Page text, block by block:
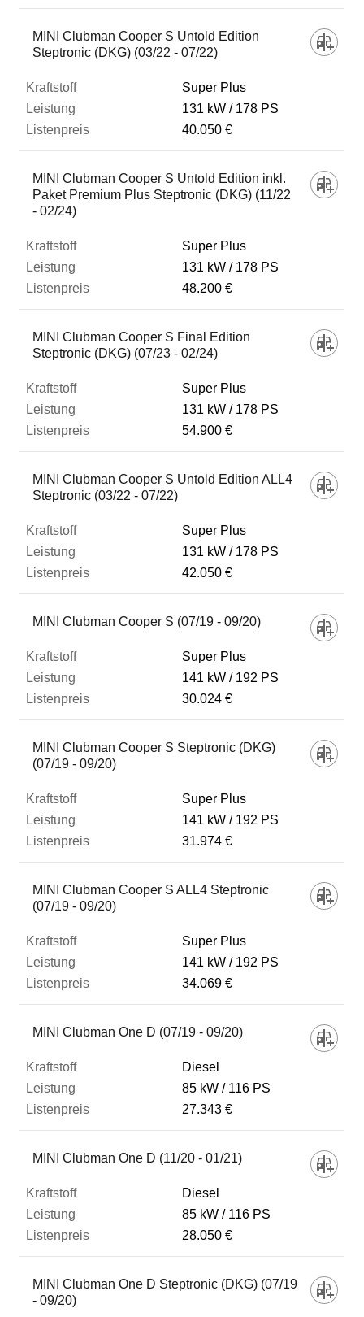
MINI Clubman Cooper S Untold Edition
Steptronic (DKG) (03/22 - 07/22)
Super Plus
131 kW
178 PS
40.050 €
MINI Clubman Cooper S Untold Edition inkl.
Paket Premium Plus Steptronic (DKG) (11/22
- 02/24)
Super Plus
131 kW
178 PS
48.200 €
MINI Clubman Cooper S Final Edition
Steptronic (DKG) (07/23 - 02/24)
Super Plus
131 kW
178 PS
54.900 €
MINI Clubman Cooper S Untold Edition ALL4
Steptronic (03/22 - 07/22)
Super Plus
131 kW
178 PS
42.050 €
MINI Clubman Cooper S (07/19 - 09/20)
Super Plus
141 kW
192 PS
30.024 €
MINI Clubman Cooper S Steptronic (DKG)
(07/19 - 09/20)
Super Plus
141 kW
192 PS
31.974 €
MINI Clubman Cooper S ALL4 Steptronic
(07/19 - 09/20)
Super Plus
141 kW
192 PS
34.069 €
MINI Clubman One D (07/19 - 09/20)
Diesel
85 kW
116 PS
27.343 €
MINI Clubman One D (11/20 - 01/21)
Diesel
85 kW
116 PS
28.050 €
MINI Clubman One D Steptronic (DKG) (07/19
- 09/20)